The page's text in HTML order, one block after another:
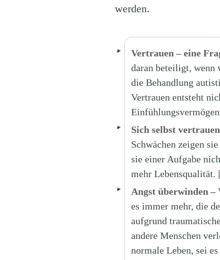
werden.
Vertrauen – eine
daran beteiligt, wenn
die Behandlung
Vertrauen entsteht
Sich selbst vertrauen
Schwächen zeigen
sie einer Aufgabe
mehr Lebensqualität.
Angst überwinden –
es immer mehr, die
aufgrund
andere Menschen
normale Leben, sei